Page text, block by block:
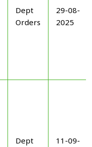
Dept
Orders
29-08-
2025
Dept
11-09-